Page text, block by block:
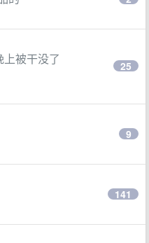
被干没了
25
9
141